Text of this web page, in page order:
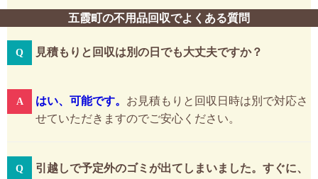
五霞町の不用品回収でよくある質問
見積もりと回収は別の日でも大丈夫ですか？
はい、可能です。 お見積もりと回収日時は別で対応さ
せていただきますのでご安心ください。
引越しで予定外のゴミが出てしまいました。すぐに、